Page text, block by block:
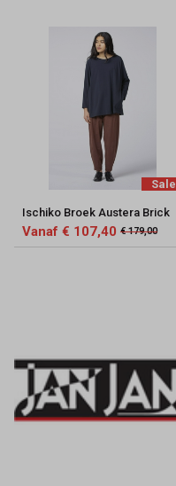
Sale
Ischiko Broek Austera Brick
Vanaf € 107,40 € 179,00